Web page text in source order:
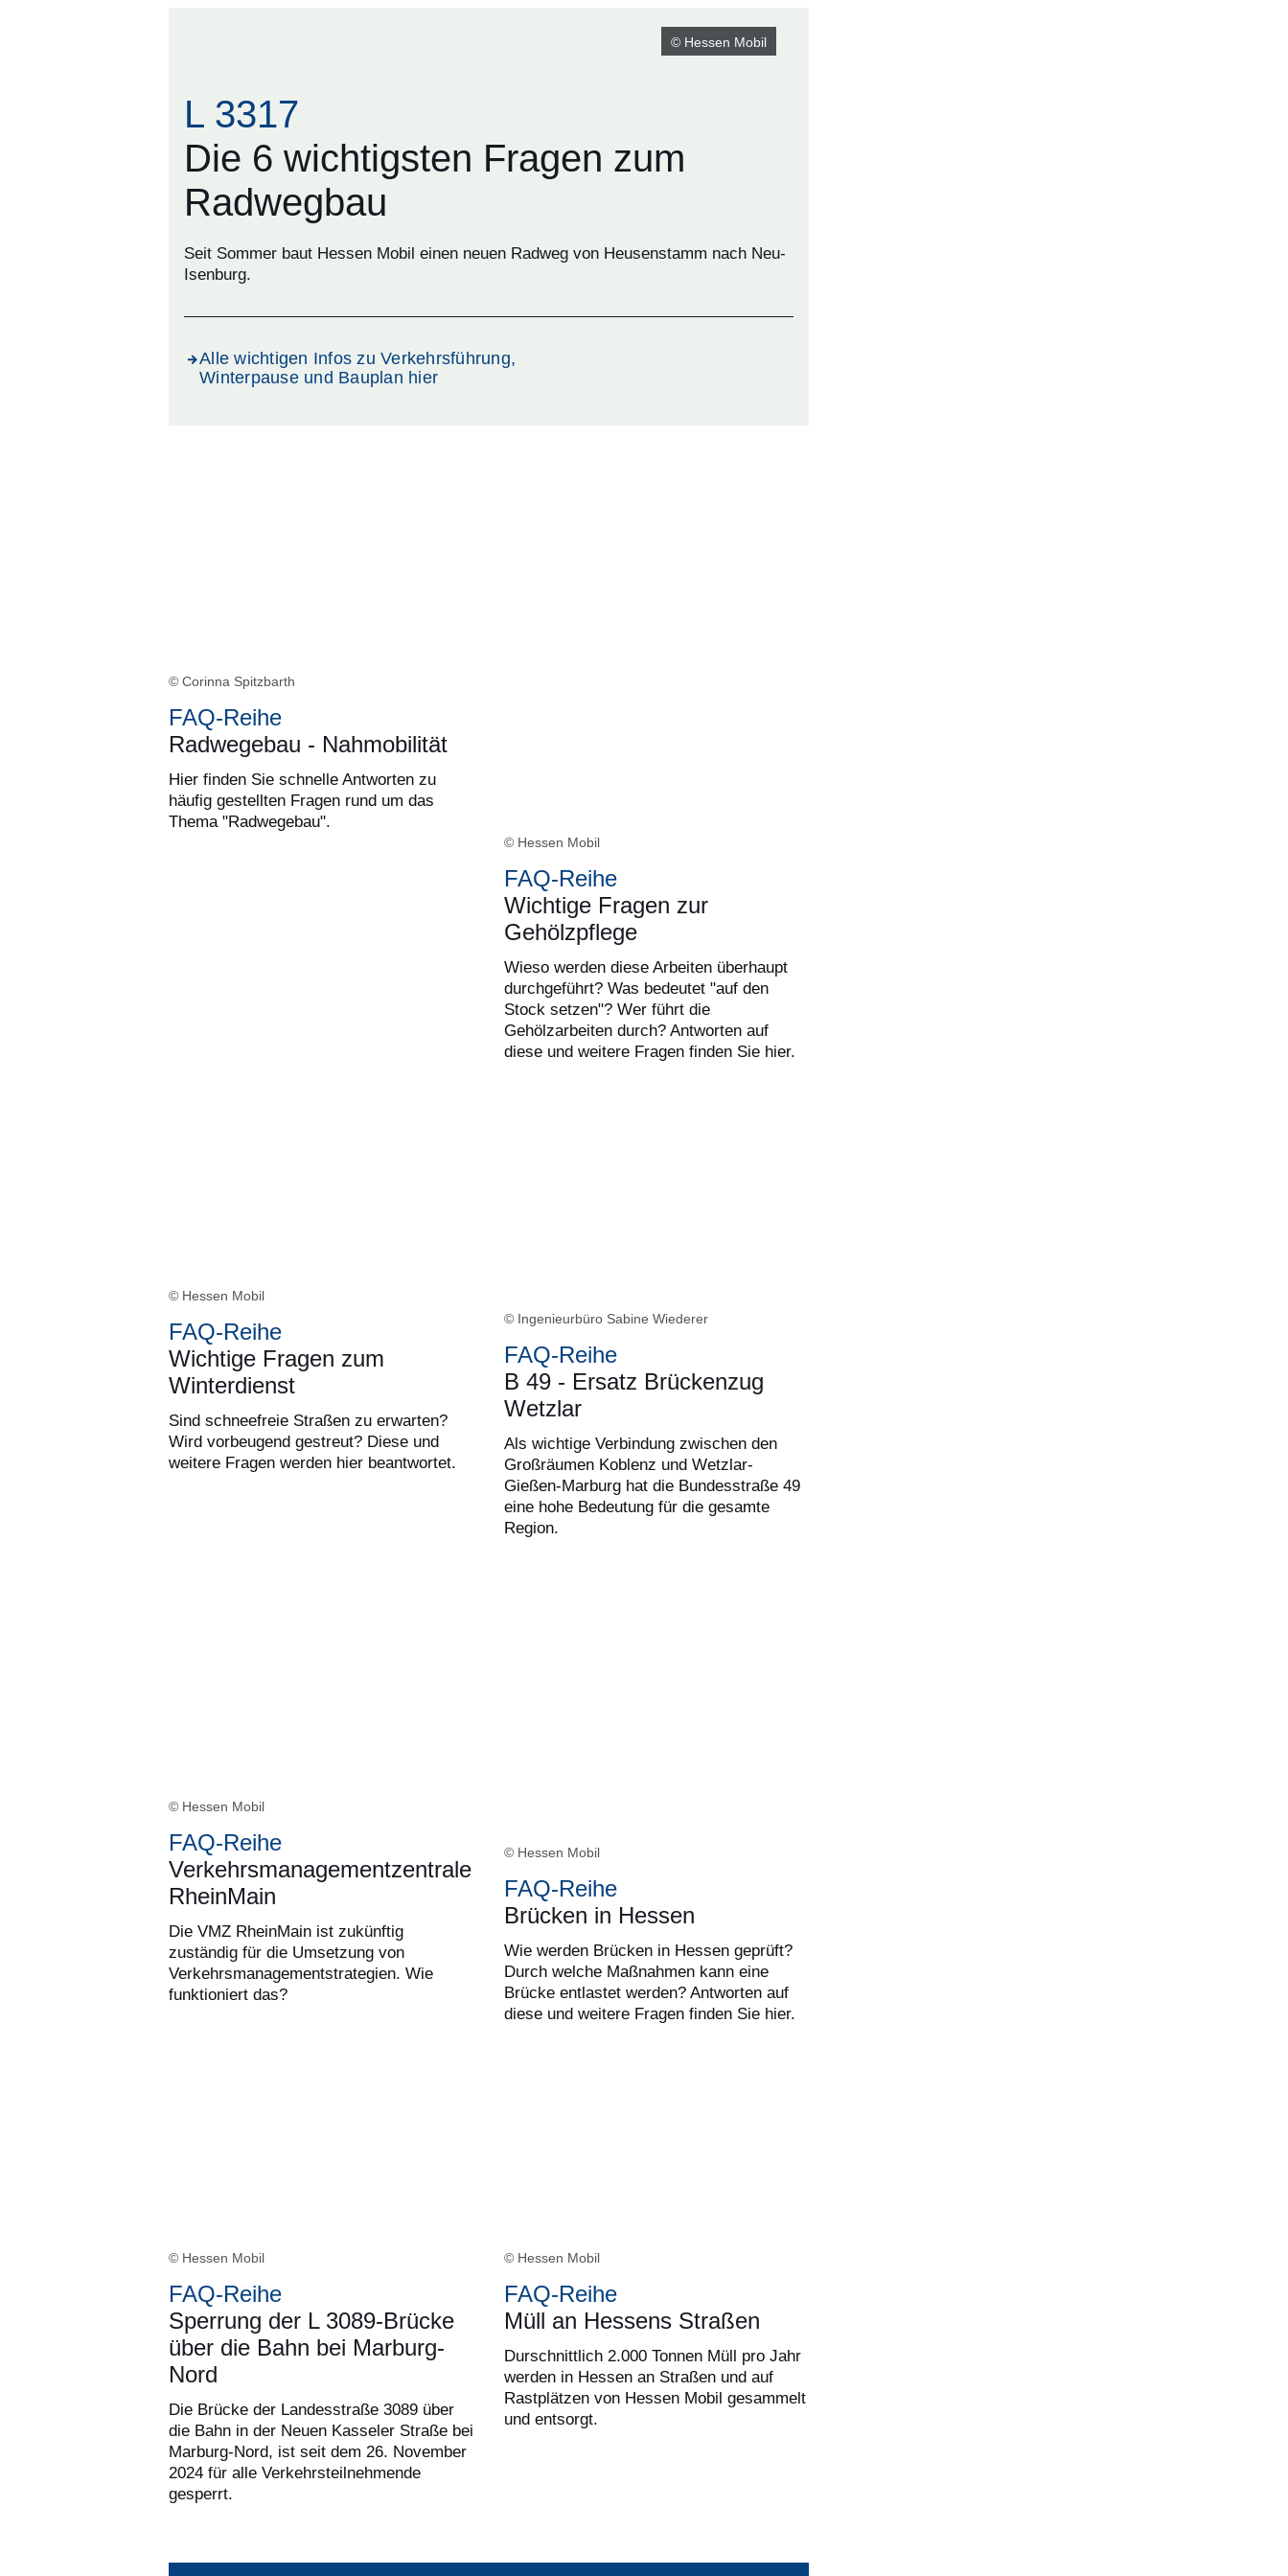
© Hessen Mobil
L 3317
Die 6 wichtigsten Fragen zum
Radwegbau
Seit Sommer baut Hessen Mobil einen neuen Radweg von Heusenstamm nach Neu-
Isenburg.
Alle wichtigen Infos zu Verkehrsführung,
Winterpause und Bauplan hier
© Corinna Spitzbarth
FAQ-Reihe
Radwegebau - Nahmobilität
Hier finden Sie schnelle Antworten zu
häufig gestellten Fragen rund um das
Thema "Radwegebau".
© Hessen Mobil
FAQ-Reihe
Wichtige Fragen zur
Gehölzpflege
Wieso werden diese Arbeiten überhaupt
durchgeführt? Was bedeutet "auf den
Stock setzen"? Wer führt die
Gehölzarbeiten durch? Antworten auf
diese und weitere Fragen finden Sie hier.
© Hessen Mobil
FAQ-Reihe
Wichtige Fragen zum
Winterdienst
Sind schneefreie Straßen zu erwarten?
Wird vorbeugend gestreut? Diese und
weitere Fragen werden hier beantwortet.
© Ingenieurbüro Sabine Wiederer
FAQ-Reihe
B 49 - Ersatz Brückenzug
Wetzlar
Als wichtige Verbindung zwischen den
Großräumen Koblenz und Wetzlar-
Gießen-Marburg hat die Bundesstraße 49
eine hohe Bedeutung für die gesamte
Region.
© Hessen Mobil
FAQ-Reihe
Verkehrsmanagementzentrale
RheinMain
Die VMZ RheinMain ist zukünftig
zuständig für die Umsetzung von
Verkehrsmanagementstrategien. Wie
funktioniert das?
© Hessen Mobil
FAQ-Reihe
Brücken in Hessen
Wie werden Brücken in Hessen geprüft?
Durch welche Maßnahmen kann eine
Brücke entlastet werden? Antworten auf
diese und weitere Fragen finden Sie hier.
© Hessen Mobil
FAQ-Reihe
Sperrung der L 3089-Brücke
über die Bahn bei Marburg-
Nord
Die Brücke der Landesstraße 3089 über
die Bahn in der Neuen Kasseler Straße bei
Marburg-Nord, ist seit dem 26. November
2024 für alle Verkehrsteilnehmende
gesperrt.
© Hessen Mobil
FAQ-Reihe
Müll an Hessens Straßen
Durschnittlich 2.000 Tonnen Müll pro Jahr
werden in Hessen an Straßen und auf
Rastplätzen von Hessen Mobil gesammelt
und entsorgt.